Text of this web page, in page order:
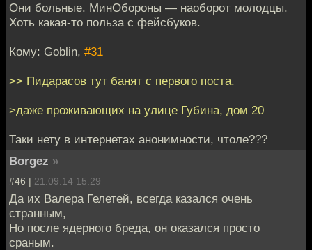
Они больные. МинОбороны — наоборот молодцы.
Хоть какая-то польза с фейсбуков.
Кому: Goblin, #31
>> Пидарасов тут банят с первого поста.
>даже проживающих на улице Губина, дом 20
Таки нету в интернетах анонимности, чтоле???
Borgez »
#46 | 21.09.14 15:29
Да их Валера Гелетей, всегда казался очень
странным,
Но после ядерного бреда, он оказался просто
сраным.